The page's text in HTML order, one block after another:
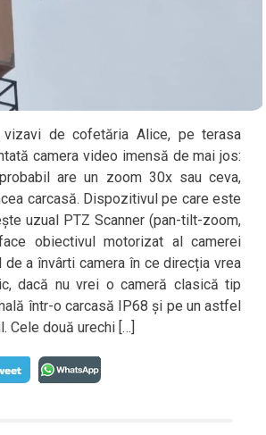
vizavi de cofetăria Alice, pe terasa
camera video imensă de mai jos:
are un zoom 30x sau ceva,
carcasă. Dispozitivul pe care este
uzual PTZ Scanner (pan-tilt-zoom,
obiectivul motorizat al camerei
a învârti camera în ce direcția vrea
dacă nu vrei o cameră clasică tip
într-o carcasă IP68 și pe un astfel
Cele două urechi […]